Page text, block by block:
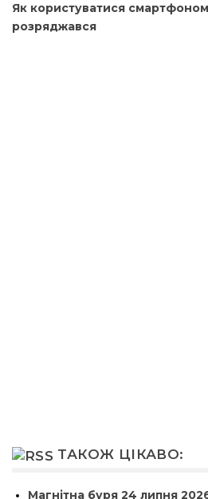
Як користуватися
розряджався
ТАКОЖ ЦІКАВО:
Магнітна буря 24 липня